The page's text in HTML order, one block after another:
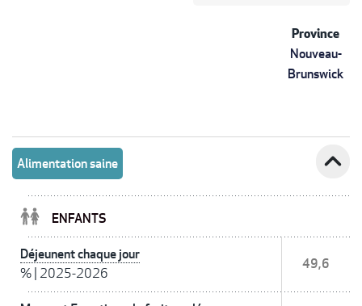
Province
Nouveau-
Brunswick
Alimentation saine expand_less
ENFANTS
Déjeunent chaque jour
% 2025-2026
49,6